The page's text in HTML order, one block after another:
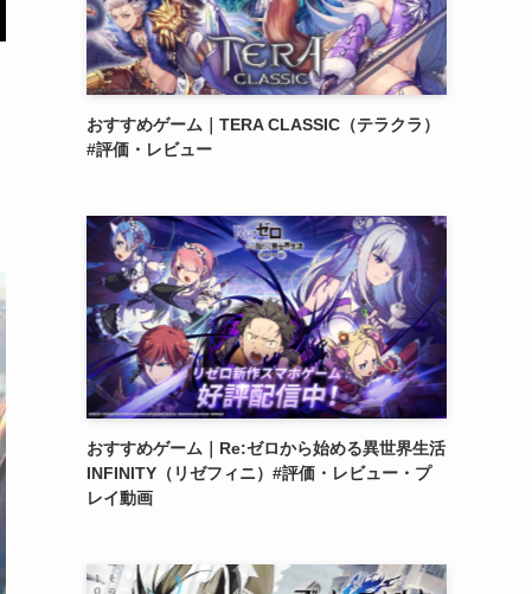
おすすめゲーム｜TERA CLASSIC（テラクラ）
#評価・レビュー
おすすめゲーム｜Re:ゼロから始める異世界生活
INFINITY（リゼフィニ）#評価・レビュー・プ
レイ動画